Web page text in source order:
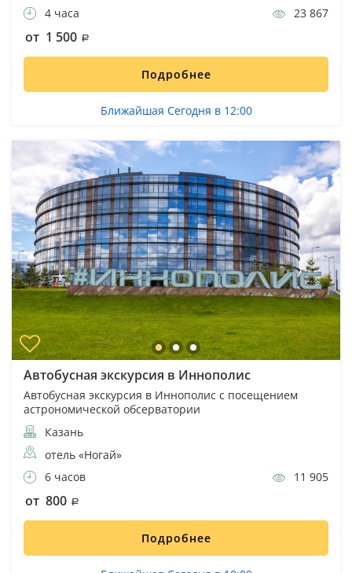
4 часа
23 867
от 1 500
Подробнее
Ближайшая Сегодня в 12:00
Автобусная экскурсия в Иннополис
Автобусная экскурсия в Иннополис с посещением
астрономической обсерватории
Казань
отель «Ногай»
6 часов
11 905
от 800
Подробнее